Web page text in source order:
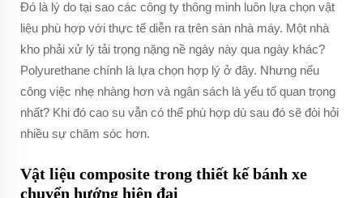
Đó là lý do tại sao các công ty thông minh luôn lựa chọn vật
liệu phù hợp với thực tế diễn ra trên sàn nhà máy. Một nhà
kho phải xử lý tải trọng nặng nề ngày này qua ngày khác?
Polyurethane chính là lựa chọn hợp lý ở đây. Nhưng nếu
công việc nhẹ nhàng hơn và ngân sách là yếu tố quan trọng
nhất? Khi đó cao su vẫn có thể phù hợp dù sau đó sẽ đòi hỏi
nhiều sự chăm sóc hơn.
Vật liệu composite trong thiết kế bánh xe
chuyển hướng hiện đại